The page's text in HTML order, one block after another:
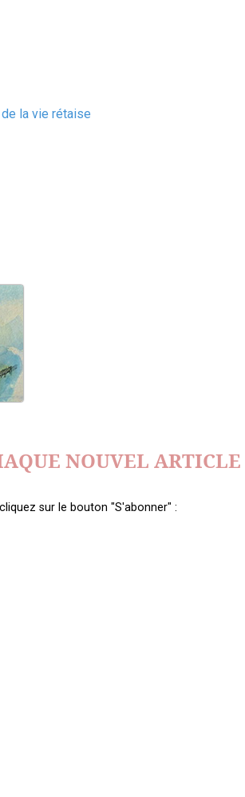
la vie rétaise
NOUVEL ARTICLE
sur le bouton "S'abonner" :